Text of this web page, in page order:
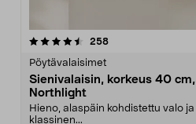
258arvostelut
Pöytävalaisimet
Sienivalaisin, korkeus 40 cm,
Northlight
Hieno, alaspäin kohdistettu valo ja
klassinen...
4.0 viidestä